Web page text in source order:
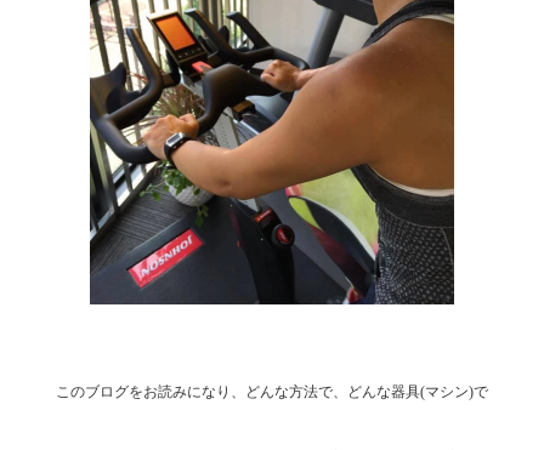
このブログをお読みになり、どんな方法で、どんな器具(マシン)で